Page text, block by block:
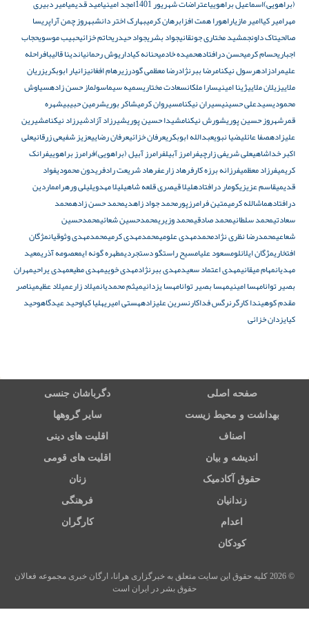
(براهویی)اسماعیل براهوییاعتراضات شهریور 1401 امجد امینیامید قدیمیامیر دبیری
مهرامیر کیاامیر مازیاراهورا همت افزابرهان کرمیبهارک اختر دانشبهروز چمن‌ آراپریسا
صالحیتاک داونجمشید مختاری جونقانیجواد بشریجواد حیدریحاتم خزائیحبیب موسویحجاب
اجباریحسام کرمیحسن درافتادهحمیده خادمیحنانه کیاداریوش رحمانیاندینا قالیبافراحله
علیمرادزادهرسول نیکنامرضا ببرنژادرضا معظمی گودرزیرهام افغانیزانیار ابوبکریزریان
ملاییزیلان ملاییژینا امینیسارا ملکانسعادت مختاریسمیه سیماسولماز حسن‌ زادهسیاوش
محمودیسیدعلی حسینیسیران نیکنامسیروان کرمیشاکر بوریشرمین حبیبیشهره
قمرشهروز حسین‌ پوریشورش نیکنامشیدا حسین‌ پوریشیرزاد آزادشیرزاد نیکنامشیرین
علیزادهصفا عائلیضیا نبویعبدالله ابوبکریعرفان خزائیعرفان رضاییعزیز شفیعی زرقانیعلی
اکبر خداشاهیعلی شریفی زارچیفرامرز آبیلفرامرز آبیل (براهویی)فرامرز براهوییفرانک
کریمیفرزاد معظمیفرزانه برزه کارفرهاد زارعفرهاد شریعت رادفریدون محمودیفواد
قدیمیقاسم عزیزیکومار درافتادهلیلا قیصری قلعه شاهیلیلا مهدویلیلی ورهرامماردین
درافتادهماشالله کرمیمتین فرامرزپورمحمد جواد زاهدیمحمد حسن زادهمحمد
سعادتیمحمد سلطانیمحمد صادقیمحمد وزیریمحمدحسین شعائیمحمدحسین
شعاعیمحمدرضا نظری نژادمحمدمهدی علومیمحمدمهدی کرمیمحمدمهدی وثوقیانمژگان
افتخاریمژگان ایلانلومسعود علیامسیح راستگو دستجردیمطهره گونه ایمعصومه آذریمعید
مهدیانمهام میقانیمهدی اعتماد سعیدمهدی ببرنژادمهدی خوییمهدی مطیعمهدی یراحیمهران
بصیر توانامهسا امینیمهسا بصیر توانامهسا یزدانیمیثم محمدیانمیلاد زارعمیلاد عظیمیناصر
مقدم کوهیندا کارگرنرگس فداکارنسرین علیزادههستی امیریهلیا کیاوحید عیدگاهوحید
کیایزدان خزائی
صفحه اصلی دگرباشان جنسی
بهداشت و محیط زیست سایر گروهها
اصناف اقلیت های دینی
اندیشه و بیان اقلیت های قومی
حقوق آکادمیک زنان
زندانیان فرهنگی
اعدام کارگران
کودکان
© 2026 کلیه حقوق این سایت متعلق به خبرگزاری هرانا، ارگان خبری مجموعه فعالان
حقوق بشر در ایران است